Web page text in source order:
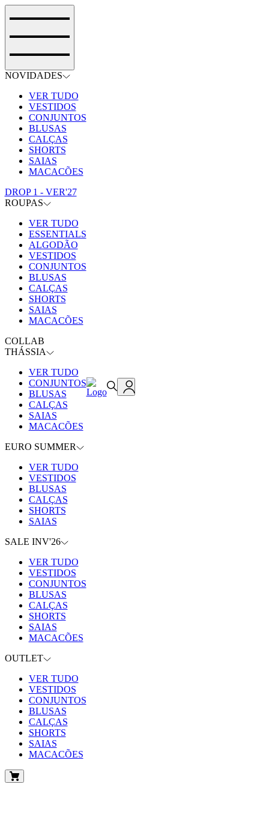
NOVIDADES
VER TUDO
VESTIDOS
CONJUNTOS
BLUSAS
CALÇAS
SHORTS
SAIAS
MACACÕES
DROP 1 - VER'27
ROUPAS
VER TUDO
ESSENTIALS
ALGODÃO
VESTIDOS
CONJUNTOS
BLUSAS
CALÇAS
SHORTS
SAIAS
MACACÕES
COLLAB
THÁSSIA
VER TUDO
CONJUNTOS
BLUSAS
CALÇAS
SAIAS
MACACÕES
EURO SUMMER
VER TUDO
VESTIDOS
BLUSAS
CALÇAS
SHORTS
SAIAS
SALE INV'26
VER TUDO
VESTIDOS
CONJUNTOS
BLUSAS
CALÇAS
SHORTS
SAIAS
MACACÕES
OUTLET
VER TUDO
VESTIDOS
CONJUNTOS
BLUSAS
CALÇAS
SHORTS
SAIAS
MACACÕES